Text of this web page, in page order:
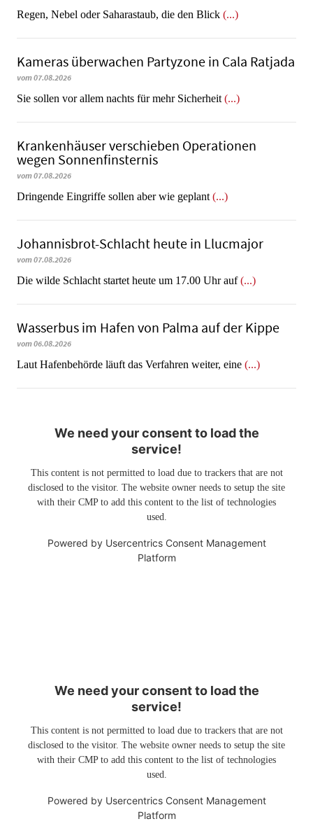
Regen, Nebel oder Saharastaub, die den Blick (...)
Kameras überwachen Partyzone in Cala Ratjada
vom 07.08.2026
Sie sollen vor allem nachts für mehr Sicherheit (...)
Krankenhäuser verschieben Operationen
wegen Sonnenfinsternis
vom 07.08.2026
Dringende Eingriffe sollen aber wie geplant (...)
Johannisbrot-Schlacht heute in Llucmajor
vom 07.08.2026
Die wilde Schlacht startet heute um 17.00 Uhr auf(...)
Wasserbus im Hafen von Palma auf der Kippe
vom 06.08.2026
Laut Hafenbehörde läuft das Verfahren weiter, eine (...)
We need your consent to load the
service!
This content is not permitted to load due to trackers that are not
disclosed to the visitor. The website owner needs to setup the site
with their CMP to add this content to the list of technologies
used.
Powered by Usercentrics Consent Management
Platform
We need your consent to load the
service!
This content is not permitted to load due to trackers that are not
disclosed to the visitor. The website owner needs to setup the site
with their CMP to add this content to the list of technologies
used.
Powered by Usercentrics Consent Management
Platform